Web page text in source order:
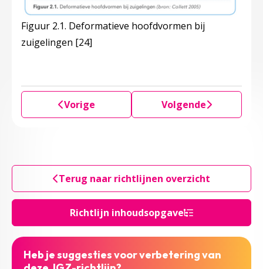
Richtlijn inhoudsopgave
Figuur 2.1. Deformatieve hoofdvormen bij
zuigelingen [24]
Vorige Volgende
Terug naar richtlijnen overzicht
Heb je suggesties voor verbetering van